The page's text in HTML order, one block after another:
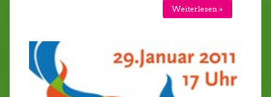
Weiterlesen »